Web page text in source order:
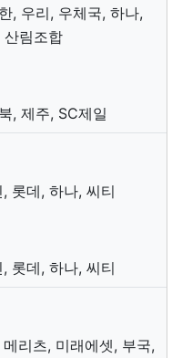
, 우리, 우체국, 하나,
산림조합
, 제주, SC제일
, 롯데, 하나, 씨티
, 롯데, 하나, 씨티
메리츠, 미래에셋, 부국,